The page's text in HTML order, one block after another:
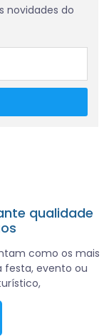
novidades do
qualidade
como os mais
evento ou